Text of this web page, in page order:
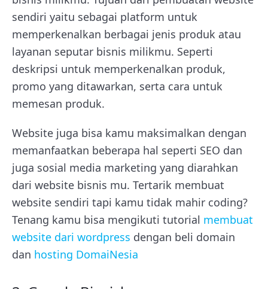
sendiri yaitu sebagai platform untuk
memperkenalkan berbagai jenis produk atau
layanan seputar bisnis milikmu. Seperti
deskripsi untuk memperkenalkan produk,
promo yang ditawarkan, serta cara untuk
memesan produk.
Website juga bisa kamu maksimalkan dengan
memanfaatkan beberapa hal seperti SEO dan
juga sosial media marketing yang diarahkan
dari website bisnis mu. Tertarik membuat
website sendiri tapi kamu tidak mahir coding?
Tenang kamu bisa mengikuti tutorial membuat
website dari wordpress dengan beli domain
dan hosting DomaiNesia